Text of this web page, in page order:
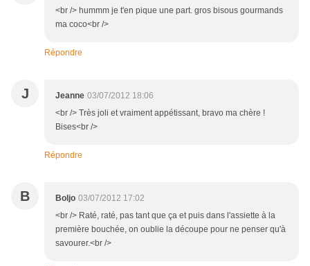
<br /> hummm je t'en pique une part. gros bisous gourmands
ma coco<br />
Répondre
J Jeanne 03/07/2012 18:06
<br /> Très joli et vraiment appétissant, bravo ma chère !
Bises<br />
Répondre
B Boljo 03/07/2012 17:02
<br /> Raté, raté, pas tant que ça et puis dans l'assiette à la
première bouchée, on oublie la découpe pour ne penser qu'à
savourer.<br />